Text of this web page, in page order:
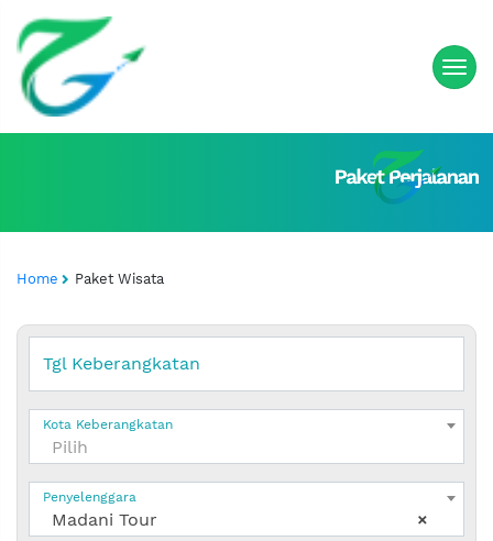
Home Paket Wisata
Tgl Keberangkatan
Pilih
Kota Keberangkatan
×
Madani Tour
Penyelenggara